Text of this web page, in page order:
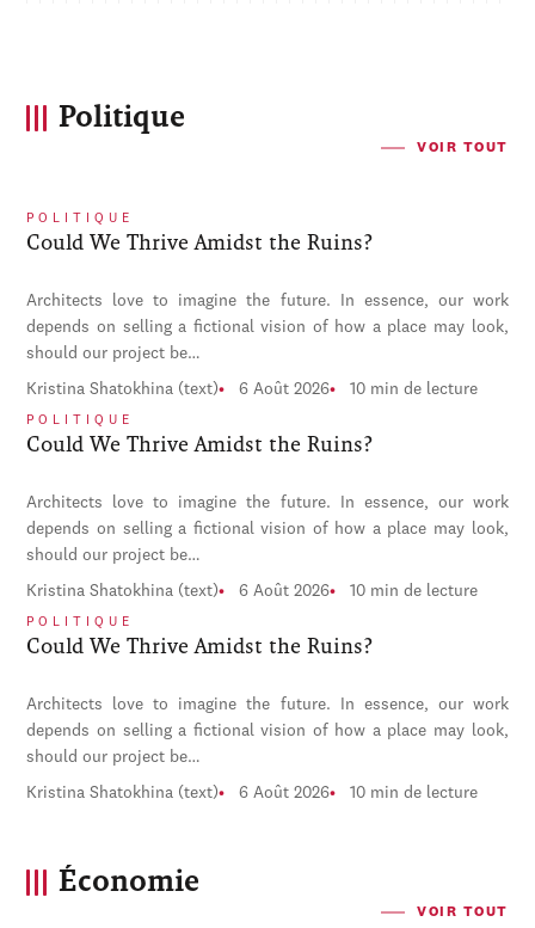
Politique
VOIR TOUT
POLITIQUE
Could We Thrive Amidst the Ruins?
Architects love to imagine the future. In essence, our work
depends on selling a fictional vision of how a place may look,
should our project be…
Kristina Shatokhina (text) 6 Août 2026 10 min de lecture
POLITIQUE
Could We Thrive Amidst the Ruins?
Architects love to imagine the future. In essence, our work
depends on selling a fictional vision of how a place may look,
should our project be…
Kristina Shatokhina (text) 6 Août 2026 10 min de lecture
POLITIQUE
Could We Thrive Amidst the Ruins?
Architects love to imagine the future. In essence, our work
depends on selling a fictional vision of how a place may look,
should our project be…
Kristina Shatokhina (text) 6 Août 2026 10 min de lecture
Économie
VOIR TOUT